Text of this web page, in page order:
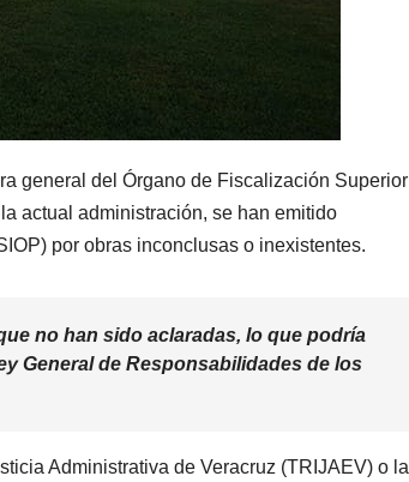
general del Órgano de Fiscalización Superior
actual administración, se han emitido
por obras inconclusas o inexistentes.
no han sido aclaradas, lo que podría
General de Responsabilidades de los
Administrativa de Veracruz (TRIJAEV) o la